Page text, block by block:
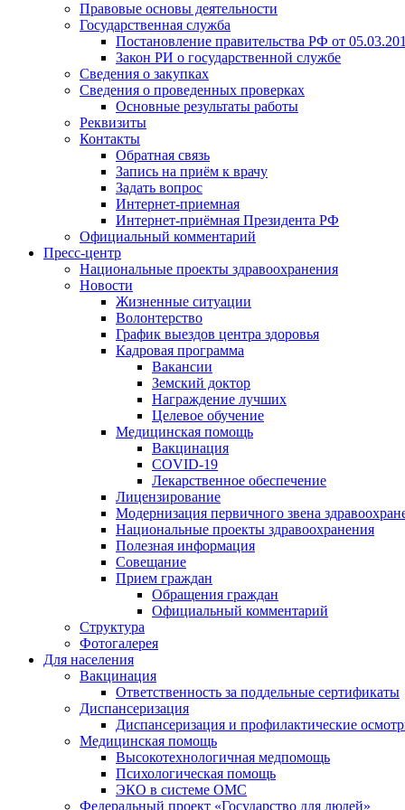
Правовые основы деятельности
Государственная служба
Постановление правительства РФ от
Закон РИ о государственной службе
Сведения о закупках
Сведения о проведенных проверках
Основные результаты работы
Реквизиты
Контакты
Обратная связь
Запись на приём к врачу
Задать вопрос
Интернет-приемная
Интернет-приёмная Президента РФ
Официальный комментарий
Пресс-центр
Национальные проекты здравоохранения
Новости
Жизненные ситуации
Волонтерство
График выездов центра здоровья
Кадровая программа
Вакансии
Земский доктор
Награждение лучших
Целевое обучение
Медицинская помощь
Вакцинация
COVID-19
Лекарственное обеспечение
Лицензирование
Модернизация первичного звена
Национальные проекты здравоохранения
Полезная информация
Совещание
Прием граждан
Обращения граждан
Официальный комментарий
Структура
Фотогалерея
Для населения
Вакцинация
Ответственность за поддельные сертификаты
Диспансеризация
Диспансеризация и профилактические
Медицинская помощь
Высокотехнологичная медпомощь
Психологическая помощь
ЭКО в системе ОМС
Федеральный проект «Государство для людей»